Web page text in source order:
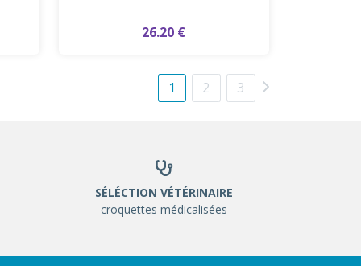
26.20 €
1 2 3
SÉLÉCTION VÉTÉRINAIRE
croquettes médicalisées